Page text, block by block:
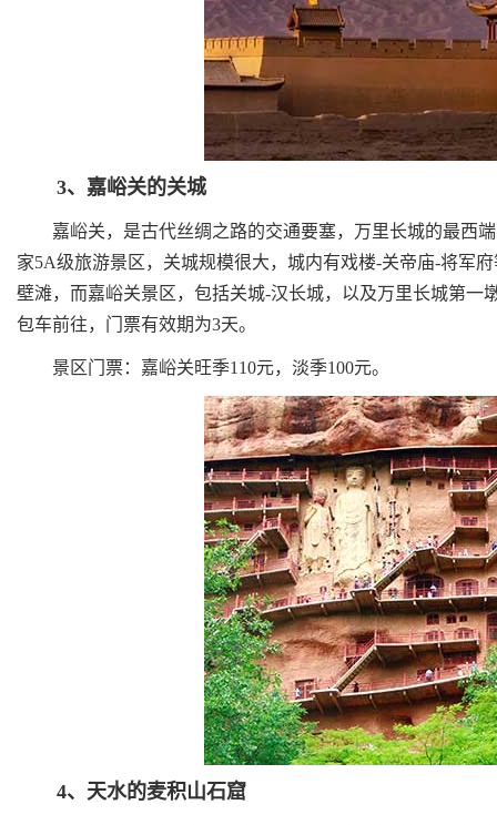
3、嘉峪关的关城
嘉峪关，是古代丝绸之路的交通要塞，万里长城的最西端
家5A级旅游景区，关城规模很大，城内有戏楼-关帝庙-将军
壁滩，而嘉峪关景区，包括关城-汉长城，以及万里长城第
包车前往，门票有效期为3天。
景区门票：嘉峪关旺季110元，淡季100元。
4、天水的麦积山石窟